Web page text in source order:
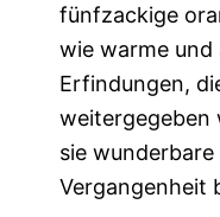
fünfzackige
wie warme
Erfindungen,
weitergegeben
sie
Vergangenheit